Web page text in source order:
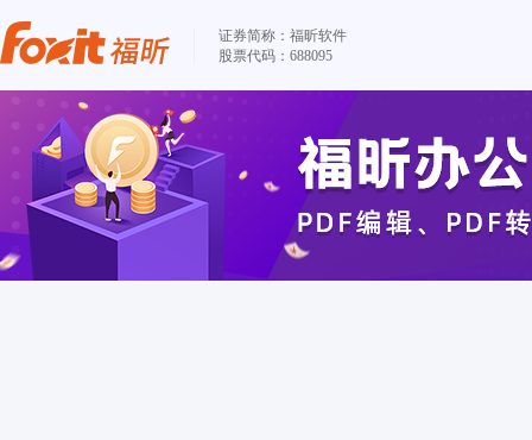
证券简称：福昕软件
股票代码：688095